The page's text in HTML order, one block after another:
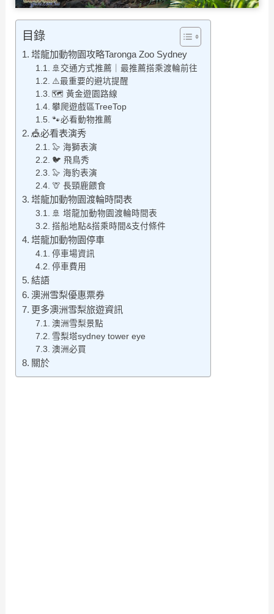
目錄
塔龍加動物園攻略Taronga Zoo Sydney
🚢交通方式推薦｜最推薦搭乘渡輪前往
⚠️最重要的避坑提醒
🗺️ 黃金遊園路線
攀爬遊戲區TreeTop
🐾必看動物推薦
🎪必看表演秀
🦭 海獅表演
🐦 飛鳥秀
🦭 海豹表演
🦒 長頸鹿餵食
塔龍加動物園渡輪時間表
🚢 塔龍加動物園渡輪時間表
搭船地點&搭乘時間&支付條件
塔龍加動物園停車
停車場資訊
停車費用
結語
澳洲雪梨優惠票券
更多澳洲雪梨旅遊資訊
澳洲雪梨景點
雪梨塔sydney tower eye
澳洲必買
關於